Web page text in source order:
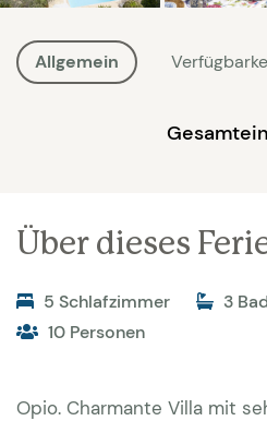
Allgemein
Über dieses
5 Schlafzimmer
3
10 Personen
Opio. Charmante Villa mit